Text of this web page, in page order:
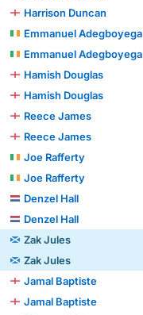
Harrison Duncan
Emmanuel Adegboyega
Emmanuel Adegboyega
Hamish Douglas
Hamish Douglas
Reece James
Reece James
Joe Rafferty
Joe Rafferty
Denzel Hall
Denzel Hall
Zak Jules
Zak Jules
Jamal Baptiste
Jamal Baptiste